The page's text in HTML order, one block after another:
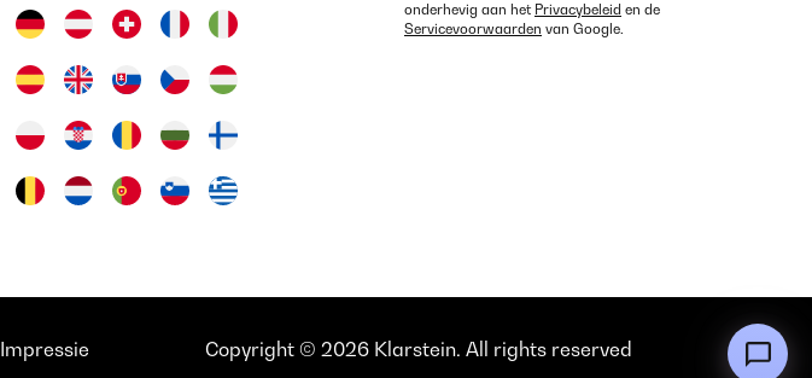
onderhevig aan het Privacybeleid en de
Servicevoorwaarden van Google.
Impressie Copyright © 2026 Klarstein. All rights reserved